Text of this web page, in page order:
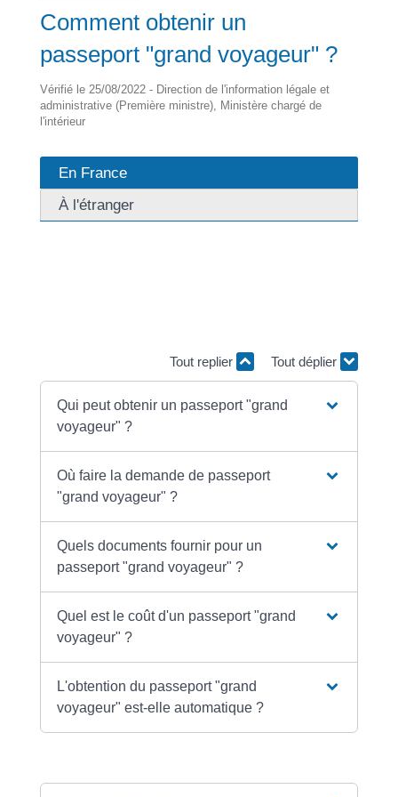
Comment obtenir un
passeport "grand voyageur" ?
Vérifié le 25/08/2022 - Direction de l'information légale et
administrative (Première ministre), Ministère chargé de
l'intérieur
En France
À l'étranger
Tout replier
Tout déplier
Qui peut obtenir un passeport "grand
voyageur" ?
Où faire la demande de passeport
"grand voyageur" ?
Quels documents fournir pour un
passeport "grand voyageur" ?
Quel est le coût d'un passeport "grand
voyageur" ?
L'obtention du passeport "grand
voyageur" est-elle automatique ?